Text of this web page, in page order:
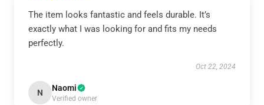
The item looks fantastic and feels durable. It’s
exactly what I was looking for and fits my needs
perfectly.
Oct 22, 2024
N Naomi
Verified owner